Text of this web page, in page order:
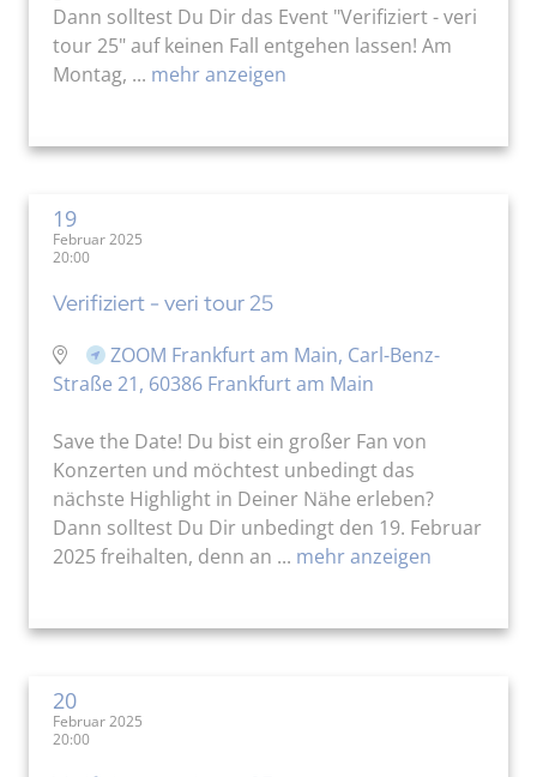
Dann solltest Du Dir das Event "Verifiziert - veri
tour 25" auf keinen Fall entgehen lassen! Am
Montag, ... mehr anzeigen
19
Februar 2025
20:00
Verifiziert - veri tour 25
ZOOM Frankfurt am Main, Carl-Benz-
Straße 21, 60386 Frankfurt am Main
Save the Date! Du bist ein großer Fan von
Konzerten und möchtest unbedingt das
nächste Highlight in Deiner Nähe erleben?
Dann solltest Du Dir unbedingt den 19. Februar
2025 freihalten, denn an ... mehr anzeigen
20
Februar 2025
20:00